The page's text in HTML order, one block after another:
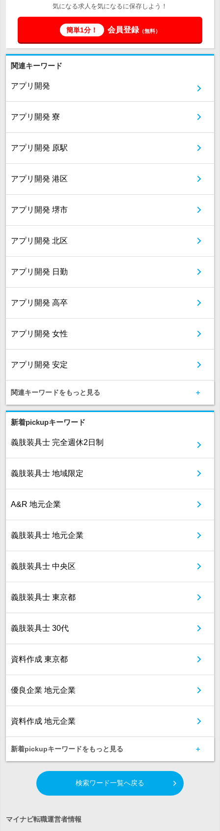
気になる求人を気になるに保存しよう！
簡単1分！ 会員登録（無料）
関連キーワード
アプリ開発
アプリ開発 寮
アプリ開発 原駅
アプリ開発 港区
アプリ開発 堺市
アプリ開発 北区
アプリ開発 日勤
アプリ開発 高卒
アプリ開発 女性
アプリ開発 安定
関連キーワードをもっと見る
新着pickupキーワード
義肢装具士 完全週休2日制
義肢装具士 地域限定
A&R 地元企業
義肢装具士 地元企業
義肢装具士 中央区
義肢装具士 東京都
義肢装具士 30代
資料作成 東京都
優良企業 地元企業
資料作成 地元企業
新着pickupキーワードをもっと見る
検索ワード一覧へ戻る
マイナビ転職運営者情報